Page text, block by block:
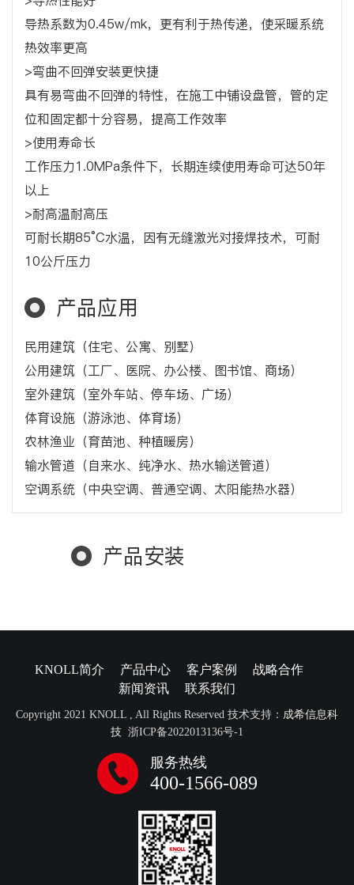
导热系数为0.45w/mk，更有利于热传递，使采暖系统
热效率更高
>弯曲不回弹安装更快捷
具有易弯曲不回弹的特性，在施工中铺设盘管，管的定
位和固定都十分容易，提高工作效率
>使用寿命长
工作压力1.0MPa条件下，长期连续使用寿命可达50年
以上
>耐高温耐高压
可耐长期85°C水温，因有无缝激光对接焊技术，可耐
10公斤压力
产品应用
民用建筑（住宅、公寓、别墅）
公用建筑（工厂、医院、办公楼、图书馆、商场）
室外建筑（室外车站、停车场、广场）
体育设施（游泳池、体育场）
农林渔业（育苗池、种植暖房）
输水管道（自来水、纯净水、热水输送管道）
空调系统（中央空调、普通空调、太阳能热水器）
产品安装
KNOLL简介 产品中心 客户案例
战略合作
新闻资讯
联系我们
Copyright 2021 KNOLL , All Rights Reserved 技术支持： 成希信息科
技 浙ICP备2022013136号-1
服务热线
400-1566-089